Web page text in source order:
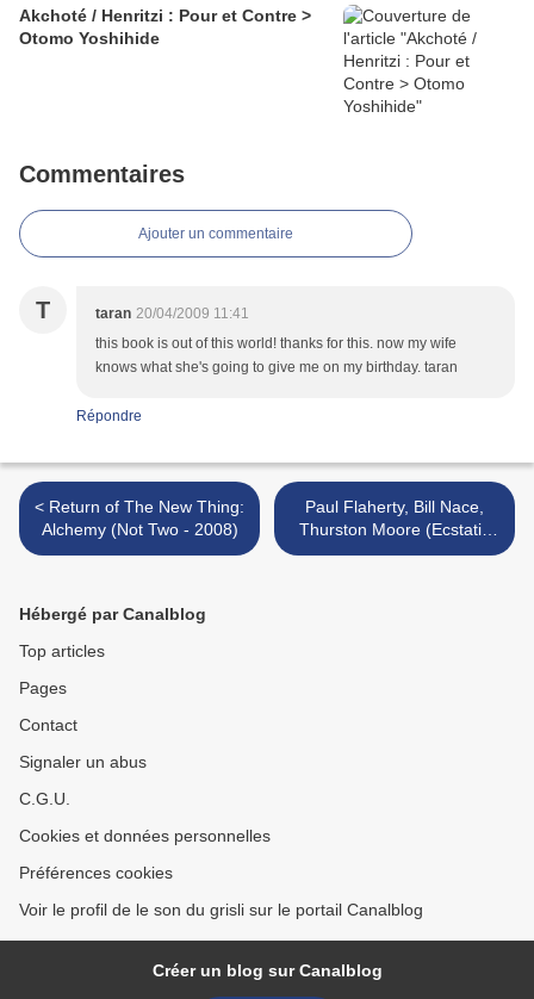
Akchoté / Henritzi : Pour et Contre >
Otomo Yoshihide
Commentaires
Ajouter un commentaire
T taran 20/04/2009 11:41
this book is out of this world! thanks for this. now my wife
knows what she's going to give me on my birthday. taran
Répondre
< Return of The New Thing:
Alchemy (Not Two - 2008)
Paul Flaherty, Bill Nace,
Thurston Moore (Ecstatic
Peace, 2008) >
Hébergé par Canalblog
Top articles
Pages
Contact
Signaler un abus
C.G.U.
Cookies et données personnelles
Préférences cookies
Voir le profil de le son du grisli sur le portail Canalblog
Créer un blog sur Canalblog